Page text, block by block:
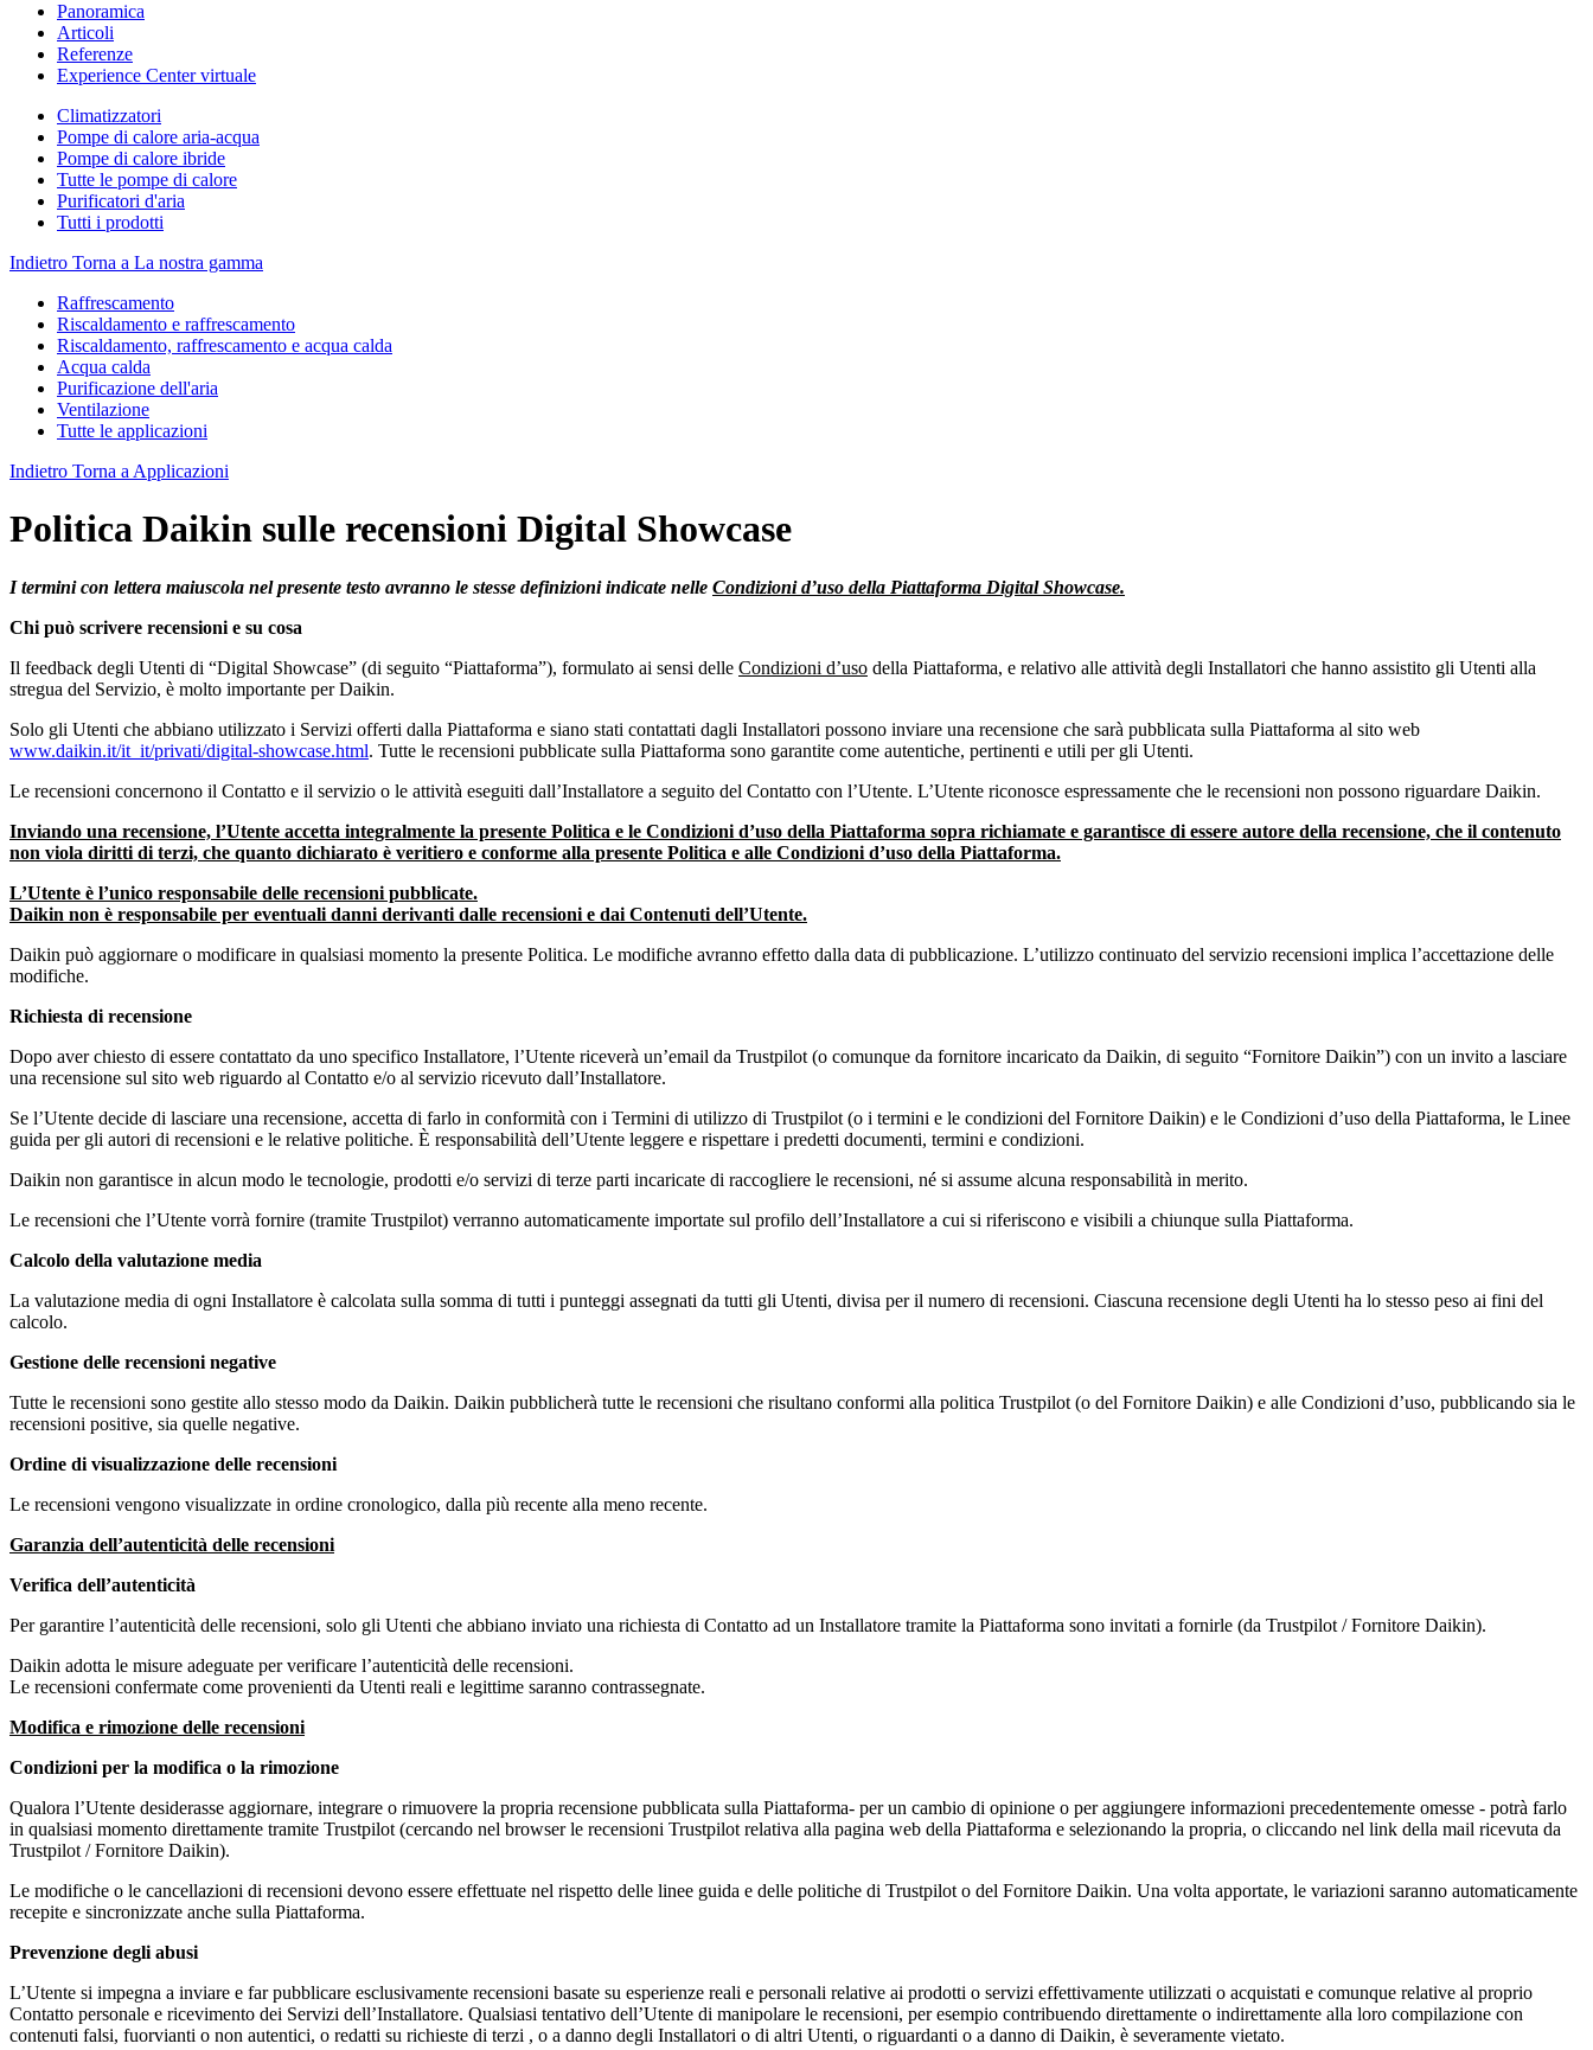
Panoramica
Articoli
Referenze
Experience Center virtuale
Climatizzatori
Pompe di calore aria-acqua
Pompe di calore ibride
Tutte le pompe di calore
Purificatori d'aria
Tutti i prodotti
Indietro Torna a La nostra gamma
Raffrescamento
Riscaldamento e raffrescamento
Riscaldamento, raffrescamento e acqua calda
Acqua calda
Purificazione dell'aria
Ventilazione
Tutte le applicazioni
Indietro Torna a Applicazioni
Politica Daikin sulle recensioni Digital Showcase
I termini con lettera maiuscola nel presente testo avranno le stesse definizioni indicate nelle Condizioni d’uso della Piattaforma Digital Showcase.
Chi può scrivere recensioni e su cosa
Il feedback degli Utenti di “Digital Showcase” (di seguito “Piattaforma”), formulato ai sensi delle Condizioni d’uso della Piattaforma, e relativo alle attività degli Installatori che hanno assistito gli Utenti alla
stregua del Servizio, è molto importante per Daikin.
Solo gli Utenti che abbiano utilizzato i Servizi offerti dalla Piattaforma e siano stati contattati dagli Installatori possono inviare una recensione che sarà pubblicata sulla Piattaforma al sito web
www.daikin.it/it_it/privati/digital-showcase.html. Tutte le recensioni pubblicate sulla Piattaforma sono garantite come autentiche, pertinenti e utili per gli Utenti.
Le recensioni concernono il Contatto e il servizio o le attività eseguiti dall’Installatore a seguito del Contatto con l’Utente. L’Utente riconosce espressamente che le recensioni non possono riguardare Daikin.
Inviando una recensione, l’Utente accetta integralmente la presente Politica e le Condizioni d’uso della Piattaforma sopra richiamate e garantisce di essere autore della recensione, che il contenuto
non viola diritti di terzi, che quanto dichiarato è veritiero e conforme alla presente Politica e alle Condizioni d’uso della Piattaforma.
L’Utente è l’unico responsabile delle recensioni pubblicate.
Daikin non è responsabile per eventuali danni derivanti dalle recensioni e dai Contenuti dell’Utente.
Daikin può aggiornare o modificare in qualsiasi momento la presente Politica. Le modifiche avranno effetto dalla data di pubblicazione. L’utilizzo continuato del servizio recensioni implica l’accettazione delle
modifiche.
Richiesta di recensione
Dopo aver chiesto di essere contattato da uno specifico Installatore, l’Utente riceverà un’email da Trustpilot (o comunque da fornitore incaricato da Daikin, di seguito “Fornitore Daikin”) con un invito a lasciare
una recensione sul sito web riguardo al Contatto e/o al servizio ricevuto dall’Installatore.
Se l’Utente decide di lasciare una recensione, accetta di farlo in conformità con i Termini di utilizzo di Trustpilot (o i termini e le condizioni del Fornitore Daikin) e le Condizioni d’uso della Piattaforma, le Linee
guida per gli autori di recensioni e le relative politiche. È responsabilità dell’Utente leggere e rispettare i predetti documenti, termini e condizioni.
Daikin non garantisce in alcun modo le tecnologie, prodotti e/o servizi di terze parti incaricate di raccogliere le recensioni, né si assume alcuna responsabilità in merito.
Le recensioni che l’Utente vorrà fornire (tramite Trustpilot) verranno automaticamente importate sul profilo dell’Installatore a cui si riferiscono e visibili a chiunque sulla Piattaforma.
Calcolo della valutazione media
La valutazione media di ogni Installatore è calcolata sulla somma di tutti i punteggi assegnati da tutti gli Utenti, divisa per il numero di recensioni. Ciascuna recensione degli Utenti ha lo stesso peso ai fini del
calcolo.
Gestione delle recensioni negative
Tutte le recensioni sono gestite allo stesso modo da Daikin. Daikin pubblicherà tutte le recensioni che risultano conformi alla politica Trustpilot (o del Fornitore Daikin) e alle Condizioni d’uso, pubblicando sia le
recensioni positive, sia quelle negative.
Ordine di visualizzazione delle recensioni
Le recensioni vengono visualizzate in ordine cronologico, dalla più recente alla meno recente.
Garanzia dell’autenticità delle recensioni
Verifica dell’autenticità
Per garantire l’autenticità delle recensioni, solo gli Utenti che abbiano inviato una richiesta di Contatto ad un Installatore tramite la Piattaforma sono invitati a fornirle (da Trustpilot / Fornitore Daikin).
Daikin adotta le misure adeguate per verificare l’autenticità delle recensioni.
Le recensioni confermate come provenienti da Utenti reali e legittime saranno contrassegnate.
Modifica e rimozione delle recensioni
Condizioni per la modifica o la rimozione
Qualora l’Utente desiderasse aggiornare, integrare o rimuovere la propria recensione pubblicata sulla Piattaforma- per un cambio di opinione o per aggiungere informazioni precedentemente omesse - potrà farlo
in qualsiasi momento direttamente tramite Trustpilot (cercando nel browser le recensioni Trustpilot relativa alla pagina web della Piattaforma e selezionando la propria, o cliccando nel link della mail ricevuta da
Trustpilot / Fornitore Daikin).
Le modifiche o le cancellazioni di recensioni devono essere effettuate nel rispetto delle linee guida e delle politiche di Trustpilot o del Fornitore Daikin. Una volta apportate, le variazioni saranno automaticamente
recepite e sincronizzate anche sulla Piattaforma.
Prevenzione degli abusi
L’Utente si impegna a inviare e far pubblicare esclusivamente recensioni basate su esperienze reali e personali relative ai prodotti o servizi effettivamente utilizzati o acquistati e comunque relative al proprio
Contatto personale e ricevimento dei Servizi dell’Installatore. Qualsiasi tentativo dell’Utente di manipolare le recensioni, per esempio contribuendo direttamente o indirettamente alla loro compilazione con
contenuti falsi, fuorvianti o non autentici, o redatti su richieste di terzi , o a danno degli Installatori o di altri Utenti, o riguardanti o a danno di Daikin, è severamente vietato.